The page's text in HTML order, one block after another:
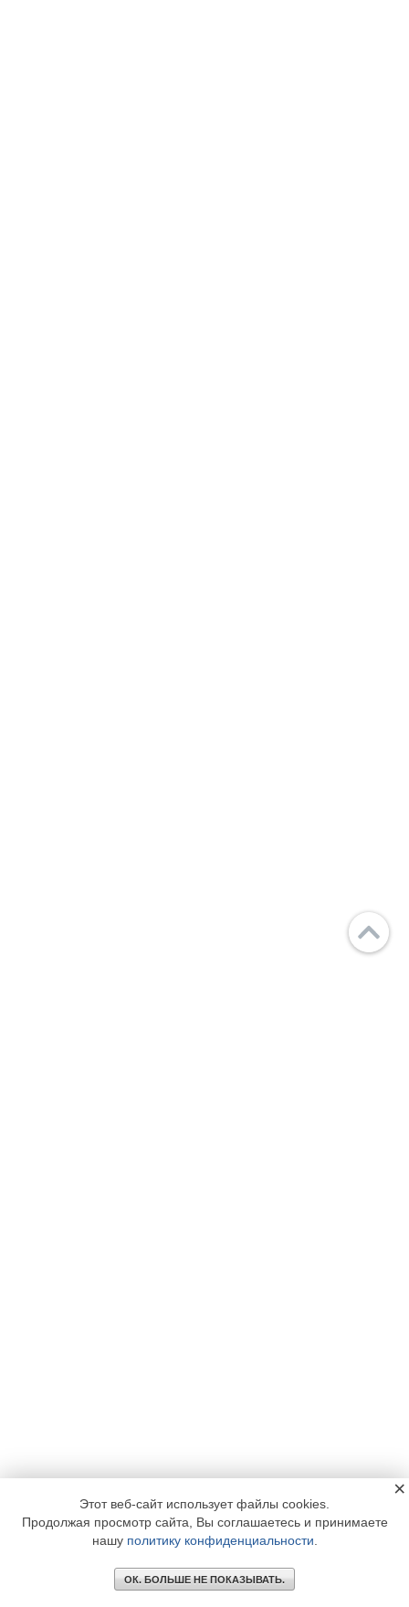
Этот веб-сайт использует файлы cookies.
Продолжая просмотр сайта, Вы соглашаетесь и принимаете
нашу политику конфиденциальности
ОК. БОЛЬШЕ НЕ ПОКАЗЫВАТЬ.
×